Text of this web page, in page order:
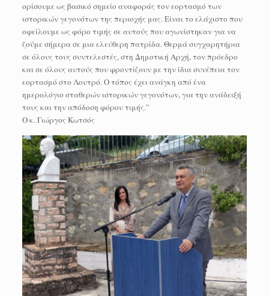
ορίσουμε ως βασικό σημείο αναφοράς τον εορτασμό των
ιστορικών γεγονότων της περιοχής μας. Είναι το ελάχιστο που
οφείλουμε ως φόρο τιμής σε αυτούς που αγωνίστηκαν για να
ζούμε σήμερα σε μια ελεύθερη πατρίδα. Θερμά συγχαρητήρια
σε όλους τους συντελεστές, στη Δημοτική Αρχή, τον πρόεδρο
και σε όλους αυτούς που φροντίζουν με την ίδια συνέπεια τον
εορτασμό στο Λουτρό. Ο τόπος έχει ανάγκη από ένα
ημερολόγιο σταθερών ιστορικών γεγονότων, για την ανάδειξή
τους και την απόδοση φόρου τιμής.”
Ο κ. Γιώργος Κωτσός